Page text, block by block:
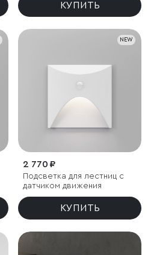
КУПИТЬ
NEW
2 770 ₽
Подсветка для лестниц с
датчиком движения
КУПИТЬ